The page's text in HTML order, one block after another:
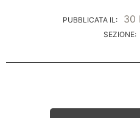
PUBBLICATA IL: 30
SEZIONE: